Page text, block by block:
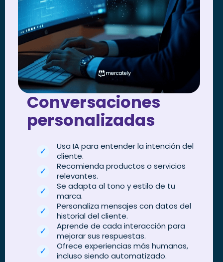
Conversaciones
personalizadas
Usa IA para entender la intención del
cliente.
Recomienda productos o servicios
relevantes.
Se adapta al tono y estilo de tu
marca.
Personaliza mensajes con datos del
historial del cliente.
Aprende de cada interacción para
mejorar sus respuestas.
Ofrece experiencias más humanas,
incluso siendo automatizado.